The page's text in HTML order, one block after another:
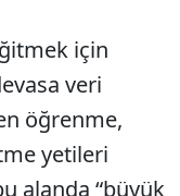
için
veri
öğrenme,
yetileri
alanda “büyük